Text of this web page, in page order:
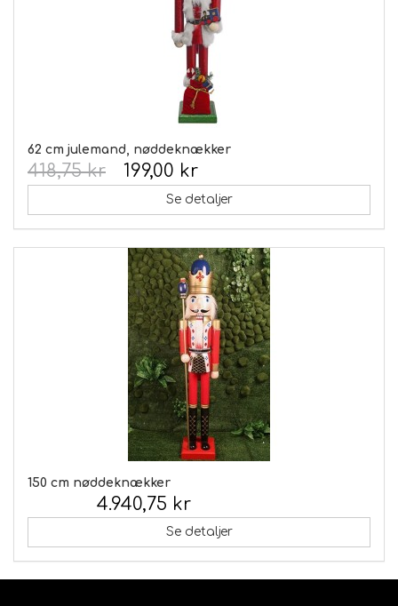
62 cm julemand, nøddeknækker
199,00 kr
418,75 kr
Se detaljer
150 cm nøddeknækker
4.940,75 kr
Se detaljer